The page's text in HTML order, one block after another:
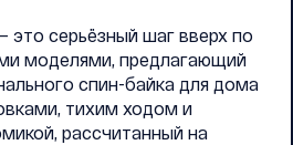
это серьёзный шаг вверх по
моделями, предлагающий
спин-байка для дома
тихим ходом и
рассчитанный на